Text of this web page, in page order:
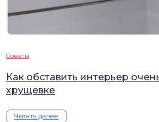
Советы
Как обставить интерьер
хрущевке
Читать далее